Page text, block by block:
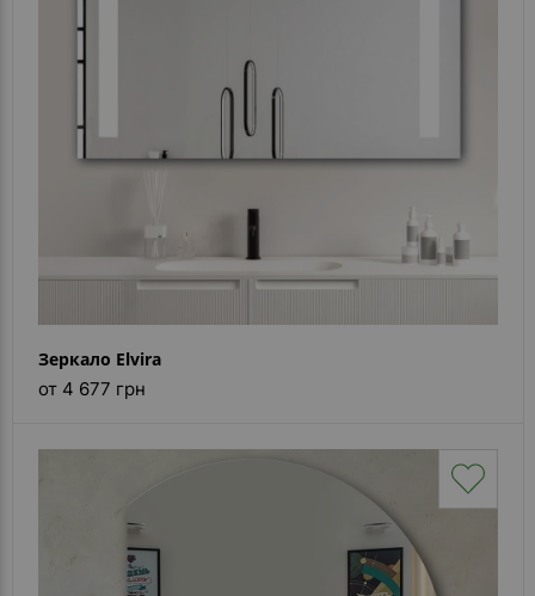
Зеркало Elvira
от 4 677 грн